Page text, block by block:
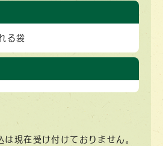
る袋
現在受け付けておりません。